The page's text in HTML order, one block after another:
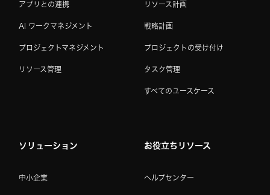
アプリとの連携
AI ワークマネジメント
プロジェクトマネジメント
リソース管理
リソース計画
戦略計画
プロジェクトの受け付け
タスク管理
すべてのユースケース
ソリューション
中小企業
お役立ちリソース
ヘルプセンター